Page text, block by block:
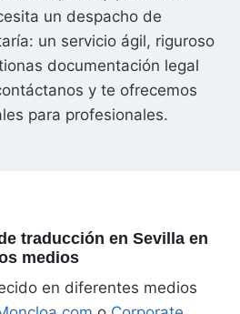
un despacho de
un servicio ágil, riguroso
documentación legal
y te ofrecemos
para profesionales.
traducción en Sevilla en
medios
en diferentes medios